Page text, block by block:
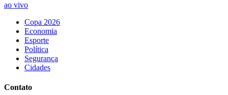
ao vivo
Copa 2026
Economia
Esporte
Política
Segurança
Cidades
Contato